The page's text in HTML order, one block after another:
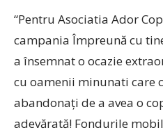
“Pentru Asociatia Ador
campania Împreună cu
a însemnat o ocazie
cu oamenii minunati care
abandonați de a avea o
adevărată! Fondurile